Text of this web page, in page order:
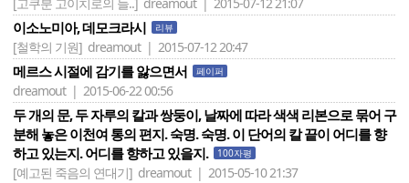
이소노미아, 데모크라시 리뷰
[철학의 기원] dreamout | 2015-07-12 20:47
메르스 시절에 감기를 앓으면서 페이퍼
dreamout | 2015-06-22 00:56
두 개의 문, 두 자루의 칼과 쌍둥이, 날짜에 따라 색색 리본으로 묶어 구
분해 놓은 이천여 통의 편지. 숙명. 숙명. 이 단어의 칼 끝이 어디를 향
하고 있는지. 어디를 향하고 있을지.
100자평
[예고된 죽음의 연대기] dreamout | 2015-05-10 21:37